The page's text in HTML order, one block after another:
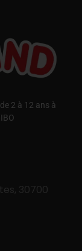
2 à 12 ans à
30700